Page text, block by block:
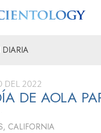
DEL 2022
DE AOLA
CALIFORNIA